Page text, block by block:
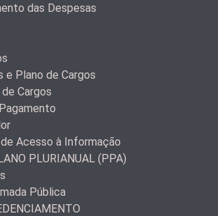
das Despesas
e Plano de Cargos
Cargos
Acesso à Informação
PLURIANUAL (PPA)
Pública